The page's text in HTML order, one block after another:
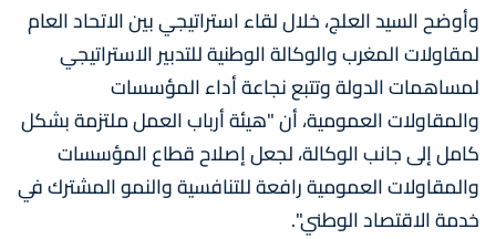
وأوضح السيد العلج، خلال لقاء استراتيجي بين الاتحاد العام
لمقاولات المغرب والوكالة الوطنية للتدبير الاستراتيجي
لمساهمات الدولة وتتبع نجاعة أداء المؤسسات
والمقاولات العمومية، أن "هيئة أرباب العمل ملتزمة بشكل
كامل إلى جانب الوكالة، لجعل إصلاح قطاع المؤسسات
والمقاولات العمومية رافعة للتنافسية والنمو المشترك في
خدمة الاقتصاد الوطني".